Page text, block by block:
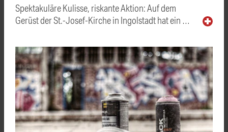
Spektakuläre Kulisse, riskante Aktion: Auf dem
Gerüst der St.-Josef-Kirche in Ingolstadt hat ein …